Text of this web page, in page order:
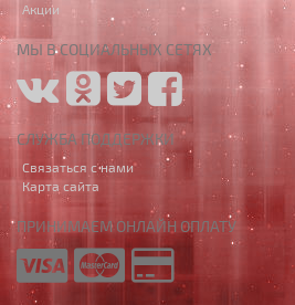
Акции
МЫ В СОЦИАЛЬНЫХ СЕТЯХ
СЛУЖБА ПОДДЕРЖКИ
Связаться с нами
Карта сайта
ПРИНИМАЕМ ОНЛАЙН ОПЛАТУ